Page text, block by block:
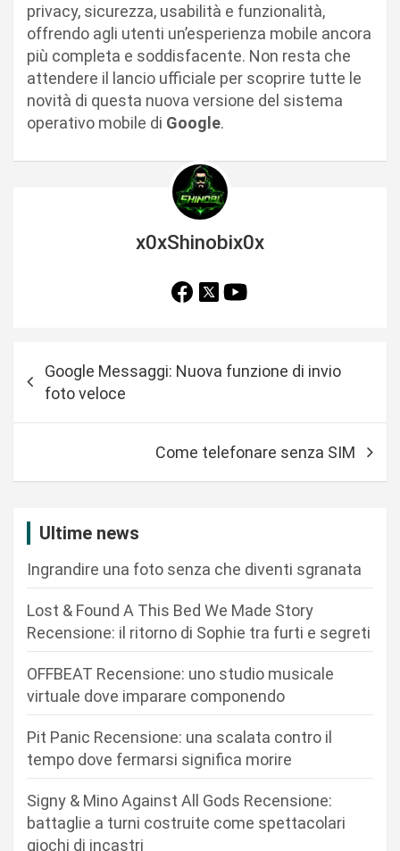
privacy, sicurezza, usabilità e funzionalità,
offrendo agli utenti un’esperienza mobile ancora
più completa e soddisfacente. Non resta che
attendere il lancio ufficiale per scoprire tutte le
novità di questa nuova versione del sistema
operativo mobile di Google.
x0xShinobix0x
Google Messaggi: Nuova funzione di invio
foto veloce
Come telefonare senza SIM
Ultime news
Ingrandire una foto senza che diventi sgranata
Lost & Found A This Bed We Made Story
Recensione: il ritorno di Sophie tra furti e segreti
OFFBEAT Recensione: uno studio musicale
virtuale dove imparare componendo
Pit Panic Recensione: una scalata contro il
tempo dove fermarsi significa morire
Signy & Mino Against All Gods Recensione:
battaglie a turni costruite come spettacolari
giochi di incastri